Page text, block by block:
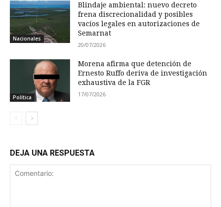
Nacionales
Blindaje ambiental: nuevo decreto
frena discrecionalidad y posibles
vacíos legales en autorizaciones de
Semarnat
20/07/2026
Política
Morena afirma que detención de
Ernesto Ruffo deriva de investigación
exhaustiva de la FGR
17/07/2026
DEJA UNA RESPUESTA